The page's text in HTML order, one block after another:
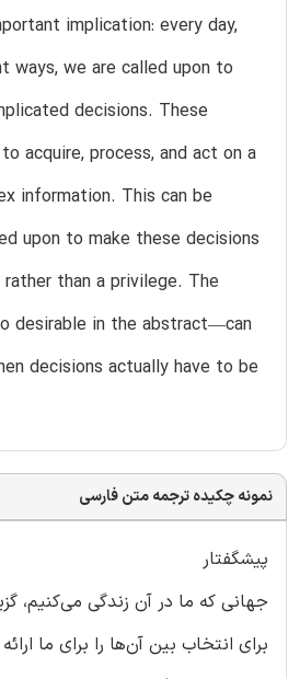
implication: every day,
ways, we are called upon to
decisions. These
acquire, process, and act on a
information. This can be
upon to make these decisions
than a privilege. The
desirable in the abstract—can
decisions actually have to be
نمونه چکیده ترجمه متن فارسی
پیشگفتار
جهانی که ما در آن زندگی می‌کنیم،
برای انتخاب بین آن‌ها را برای ما